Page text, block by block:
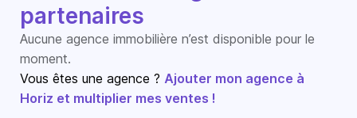
partenaires
Aucune agence immobilière n’est disponible pour le
moment.
Vous êtes une agence ? Ajouter mon agence à
Horiz et multiplier mes ventes !